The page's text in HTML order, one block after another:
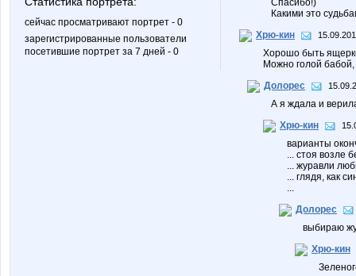
сейчас просматривают портрет - 0
зарегистрированные пользователи
посетившие портрет за 7 дней - 0
Спасибо!)
Какими это
Хрю-кин
Хорошо быть
Можно голой
Долорес
А я ждала и
Хрю-кин
варианты
... стоя возле
... журавли
... глядя, как
...
Долорес
выбираю
Хрю-кин